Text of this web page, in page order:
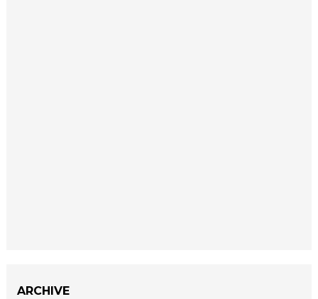
ARCHIVE